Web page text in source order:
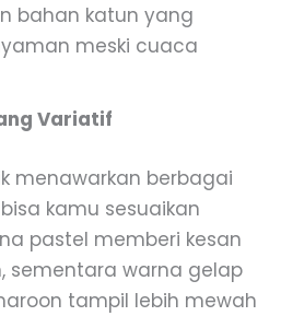
bahan katun yang
meski cuaca
Variatif
menawarkan berbagai
kamu sesuaikan
pastel memberi kesan
sementara warna gelap
tampil lebih mewah